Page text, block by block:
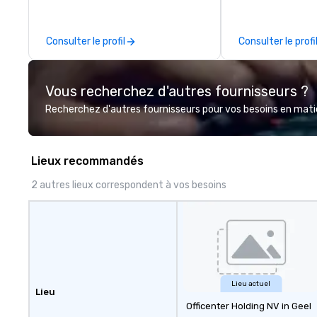
Consulter le profil
fleet of top-of-
and a team of
chauffeurs, we
journey is as
as possible.
Consulter le profil
Vous recherchez d'autres fournisseurs ?
Recherchez d'autres fournisseurs pour vos besoins en
Lieux recommandés
2 autres lieux correspondent à vos besoins
Lieu
Lieu actuel
Officenter Holding NV in Geel